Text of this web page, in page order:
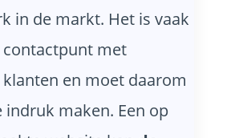
in de markt. Het is vaak
contactpunt met
en moet daarom
indruk maken. Een op